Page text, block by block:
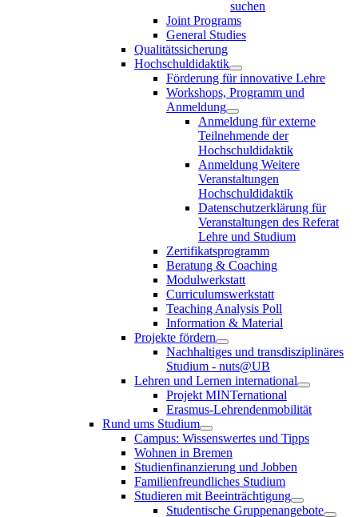
suchen
Joint Programs
General Studies
Qualitätssicherung
Hochschuldidaktik
Förderung für innovative Lehre
Workshops, Programm und
Anmeldung
Anmeldung für externe
Teilnehmende der
Hochschuldidaktik
Anmeldung Weitere
Veranstaltungen
Hochschuldidaktik
Datenschutzerklärung für
Veranstaltungen des Referat
Lehre und Studium
Zertifikatsprogramm
Beratung & Coaching
Modulwerkstatt
Curriculumswerkstatt
Teaching Analysis Poll
Information & Material
Projekte fördern
Nachhaltiges und transdisziplinäres
Studium - nuts@UB
Lehren und Lernen international
Projekt MINTernational
Erasmus-Lehrendenmobilität
Rund ums Studium
Campus: Wissenswertes und Tipps
Wohnen in Bremen
Studienfinanzierung und Jobben
Familienfreundliches Studium
Studieren mit Beeinträchtigung
Studentische Gruppenangebote